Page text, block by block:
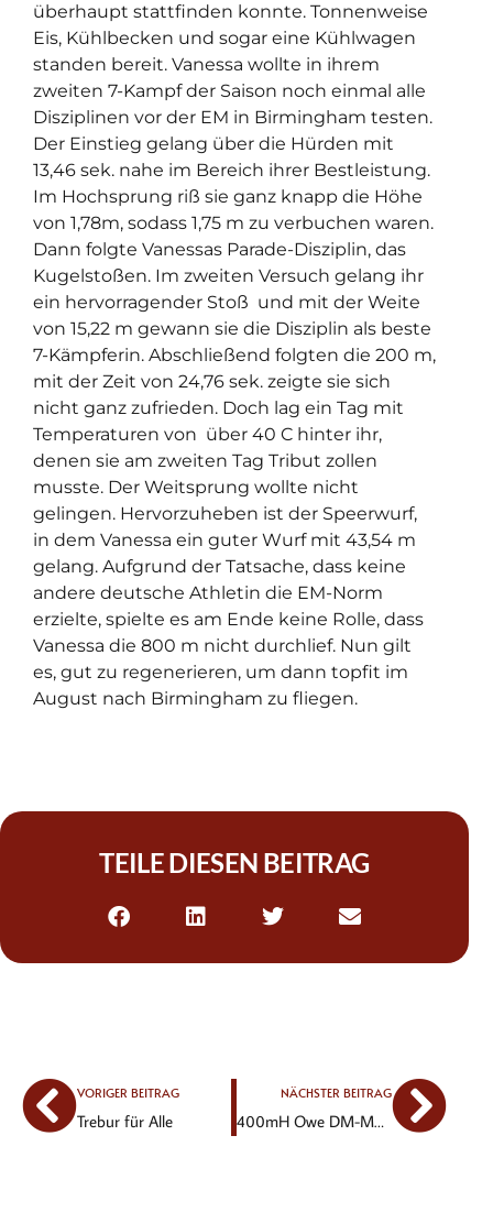
überhaupt stattfinden konnte. Tonnenweise
Eis, Kühlbecken und sogar eine Kühlwagen
standen bereit. Vanessa wollte in ihrem
zweiten 7-Kampf der Saison noch einmal alle
Disziplinen vor der EM in Birmingham testen.
Der Einstieg gelang über die Hürden mit
13,46 sek. nahe im Bereich ihrer Bestleistung.
Im Hochsprung riß sie ganz knapp die Höhe
von 1,78m, sodass 1,75 m zu verbuchen waren.
Dann folgte Vanessas Parade-Disziplin, das
Kugelstoßen. Im zweiten Versuch gelang ihr
ein hervorragender Stoß und mit der Weite
von 15,22 m gewann sie die Disziplin als beste
7-Kämpferin. Abschließend folgten die 200 m,
mit der Zeit von 24,76 sek. zeigte sie sich
nicht ganz zufrieden. Doch lag ein Tag mit
Temperaturen von über 40 C hinter ihr,
denen sie am zweiten Tag Tribut zollen
musste. Der Weitsprung wollte nicht
gelingen. Hervorzuheben ist der Speerwurf,
in dem Vanessa ein guter Wurf mit 43,54 m
gelang. Aufgrund der Tatsache, dass keine
andere deutsche Athletin die EM-Norm
erzielte, spielte es am Ende keine Rolle, dass
Vanessa die 800 m nicht durchlief. Nun gilt
es, gut zu regenerieren, um dann topfit im
August nach Birmingham zu fliegen.
TEILE DIESEN BEITRAG
VORIGER BEITRAG
Trebur für Alle
NÄCHSTER BEITRAG
400mH Owe DM-Meister, Lasse Vize-Meister – Vanda mit 800m-PB!